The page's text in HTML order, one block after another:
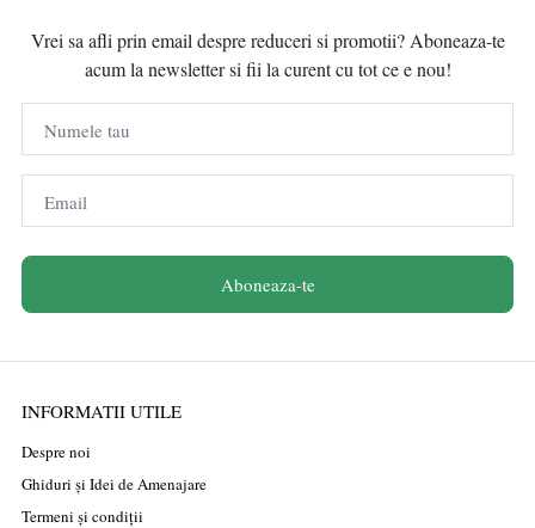
Vrei sa afli prin email despre reduceri si promotii? Aboneaza-te
acum la newsletter si fii la curent cu tot ce e nou!
Numele tau
Email
Aboneaza-te
INFORMATII UTILE
Despre noi
Ghiduri și Idei de Amenajare
Termeni și condiții